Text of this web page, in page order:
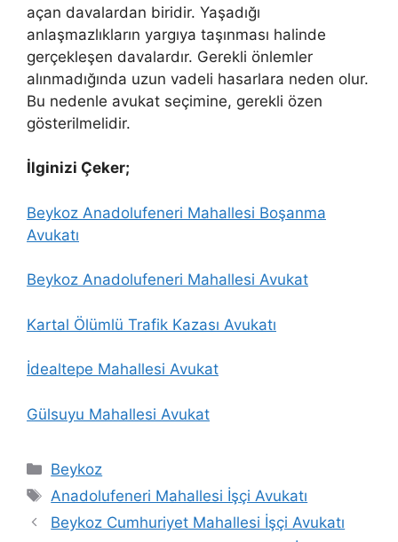
açan davalardan biridir. Yaşadığı
anlaşmazlıkların yargıya taşınması halinde
gerçekleşen davalardır. Gerekli önlemler
alınmadığında uzun vadeli hasarlara neden olur.
Bu nedenle avukat seçimine, gerekli özen
gösterilmelidir.
İlginizi Çeker;
Beykoz Anadolufeneri Mahallesi Boşanma
Avukatı
Beykoz Anadolufeneri Mahallesi Avukat
Kartal Ölümlü Trafik Kazası Avukatı
İdealtepe Mahallesi Avukat
Gülsuyu Mahallesi Avukat
Kategoriler
Beykoz
Etiketler
Anadolufeneri Mahallesi İşçi Avukatı
Beykoz Cumhuriyet Mahallesi İşçi Avukatı